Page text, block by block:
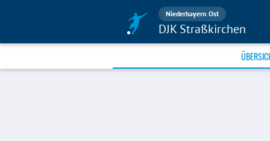
Niederbayern Ost
DJK Straßkirchen